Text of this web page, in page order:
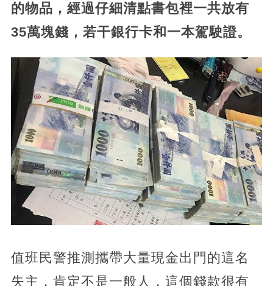
的物品，經過仔細清點書包裡一共放有
35萬塊錢，若干銀行卡和一本駕駛證。
值班民警推測攜帶大量現金出門的這名
失主，肯定不是一般人，這個錢款很有